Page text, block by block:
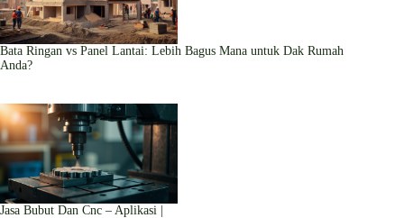
Bata Ringan vs Panel Lantai: Lebih Bagus Mana untuk Dak Rumah
Anda?
Jasa Bubut Dan Cnc – Aplikasi |